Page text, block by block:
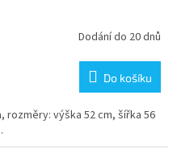
Dodání do 20 dnů
Do košíku
rozměry: výška 52 cm, šířka 56